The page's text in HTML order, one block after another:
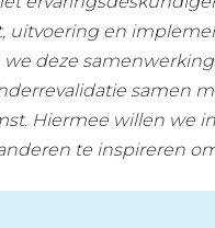
uitvoering en
deze
samen
Hiermee willen we
te inspireren